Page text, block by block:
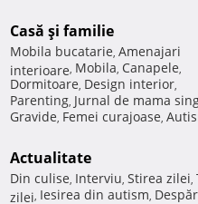
Casă şi familie
Mobila bucatarie, Amenajari
interioare, Mobila, Canapele,
Dormitoare, Design interior,
Parenting, Jurnal de mama
Gravide, Femei curajoase,
Actualitate
Din culise, Interviu, Stirea zilei,
zilei, Iesirea din autism,